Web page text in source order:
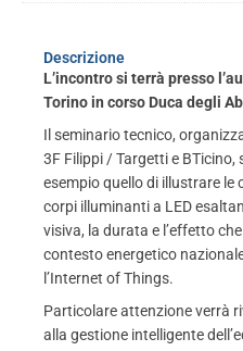
Descrizione
L’incontrosi terrà presso
Torino in corso Duca degli
Il seminario tecnico,
3F Filippi / Targetti e BTicino,
esempio quello di illustrare
corpi illuminanti a LED
visiva, la durata e l’effetto
contesto energetico
l’Internet of Things.
Particolare attenzione verrà
alla gestione intelligente